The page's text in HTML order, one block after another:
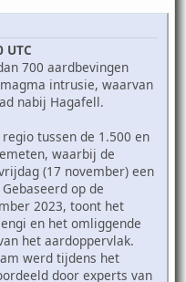
UTC
700 aardbevingen
intrusie, waarvan
nabij Hagafell.
tussen de 1.500 en
waarbij de
(17 november) een
op de
2023, toont het
en het omliggende
het aardoppervlak.
werd tijdens het
door experts van